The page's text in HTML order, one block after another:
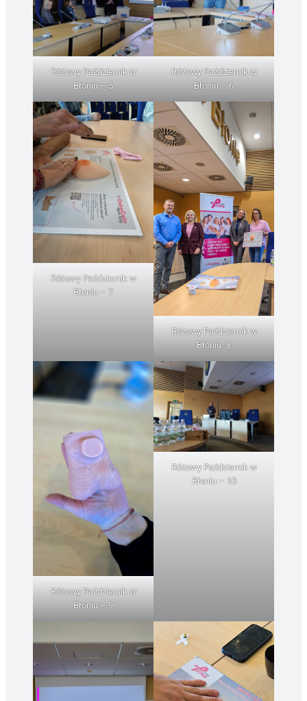
Różowy Październik w
Błoniu – 5
Różowy Październik w
Błoniu – 6
Różowy Październik w
Błoniu – 7
Różowy Październik w
Błoniu -8
Różowy Październik w
Błoniu – 9
Różowy Październik w
Błoniu – 10